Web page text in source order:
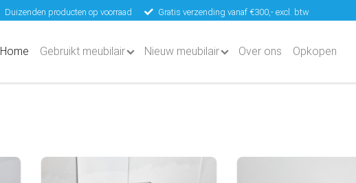
Duizenden producten op voorraad Gratis verzending vanaf €300,- excl. btw
Home (current)
Gebruikt meubilair Nieuw meubilair Over ons Opkopen